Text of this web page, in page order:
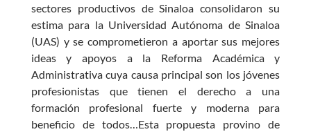
sectores productivos de Sinaloa consolidaron su
estima para la Universidad Autónoma de Sinaloa
(UAS) y se comprometieron a aportar sus mejores
ideas y apoyos a la Reforma Académica y
Administrativa cuya causa principal son los jóvenes
profesionistas que tienen el derecho a una
formación profesional fuerte y moderna para
beneficio de todos…Esta propuesta provino de